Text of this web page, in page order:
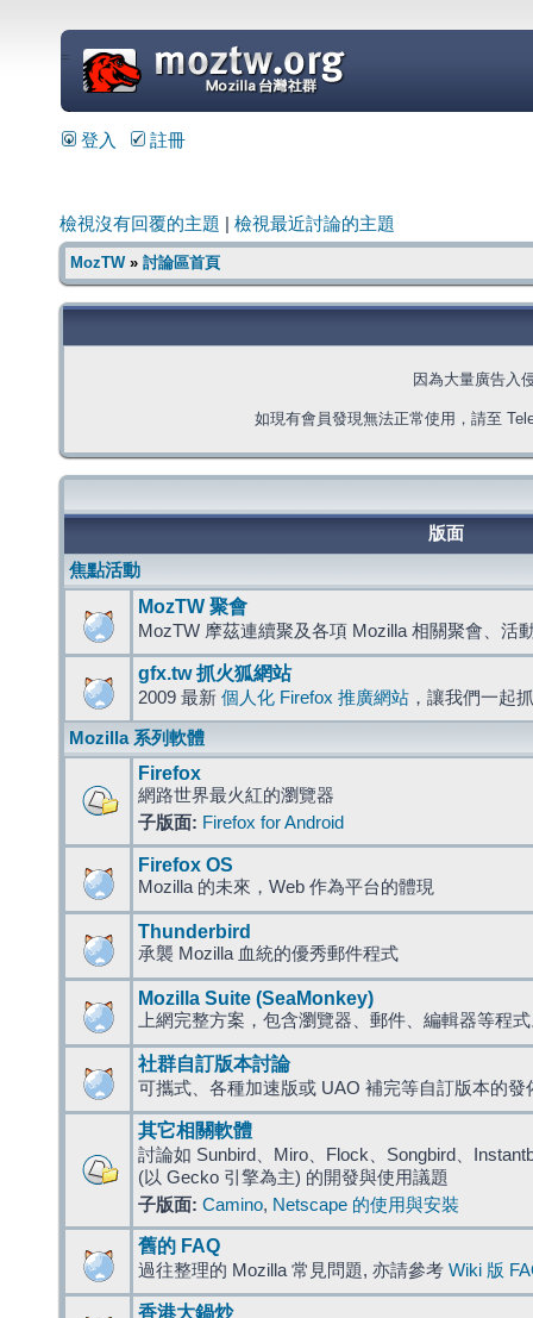
=
登入 註冊
檢視沒有回覆的主題 檢視最近討論的主題
MozTW» 討論區首頁
因為大量廣告入
如現有會員發現無法正常使用，請至
版面
焦點活動
MozTW 聚會
MozTW 摩茲連續聚及各項 Mozilla 相關聚會、活
gfx.tw 抓火狐網站
2009 最新 個人化 Firefox 推廣網站 ，讓我們一起
Mozilla 系列軟體
Firefox
網路世界最火紅的瀏覽器
子版面: Firefox for Android
Firefox OS
Mozilla 的未來，Web 作為平台的體現
Thunderbird
承襲 Mozilla 血統的優秀郵件程式
Mozilla Suite (SeaMonkey)
上網完整方案，包含瀏覽器、郵件、編輯器等程
社群自訂版本討論
可攜式、各種加速版或 UAO 補完等自訂版本的發
其它相關軟體
討論如 Sunbird、Miro、Flock、Songbird、
(以 Gecko 引擎為主) 的開發與使用議題
子版面: Camino, Netscape 的使用與安裝
舊的 FAQ
過往整理的 Mozilla 常見問題, 亦請參考 Wiki 版
香港大鍋炒